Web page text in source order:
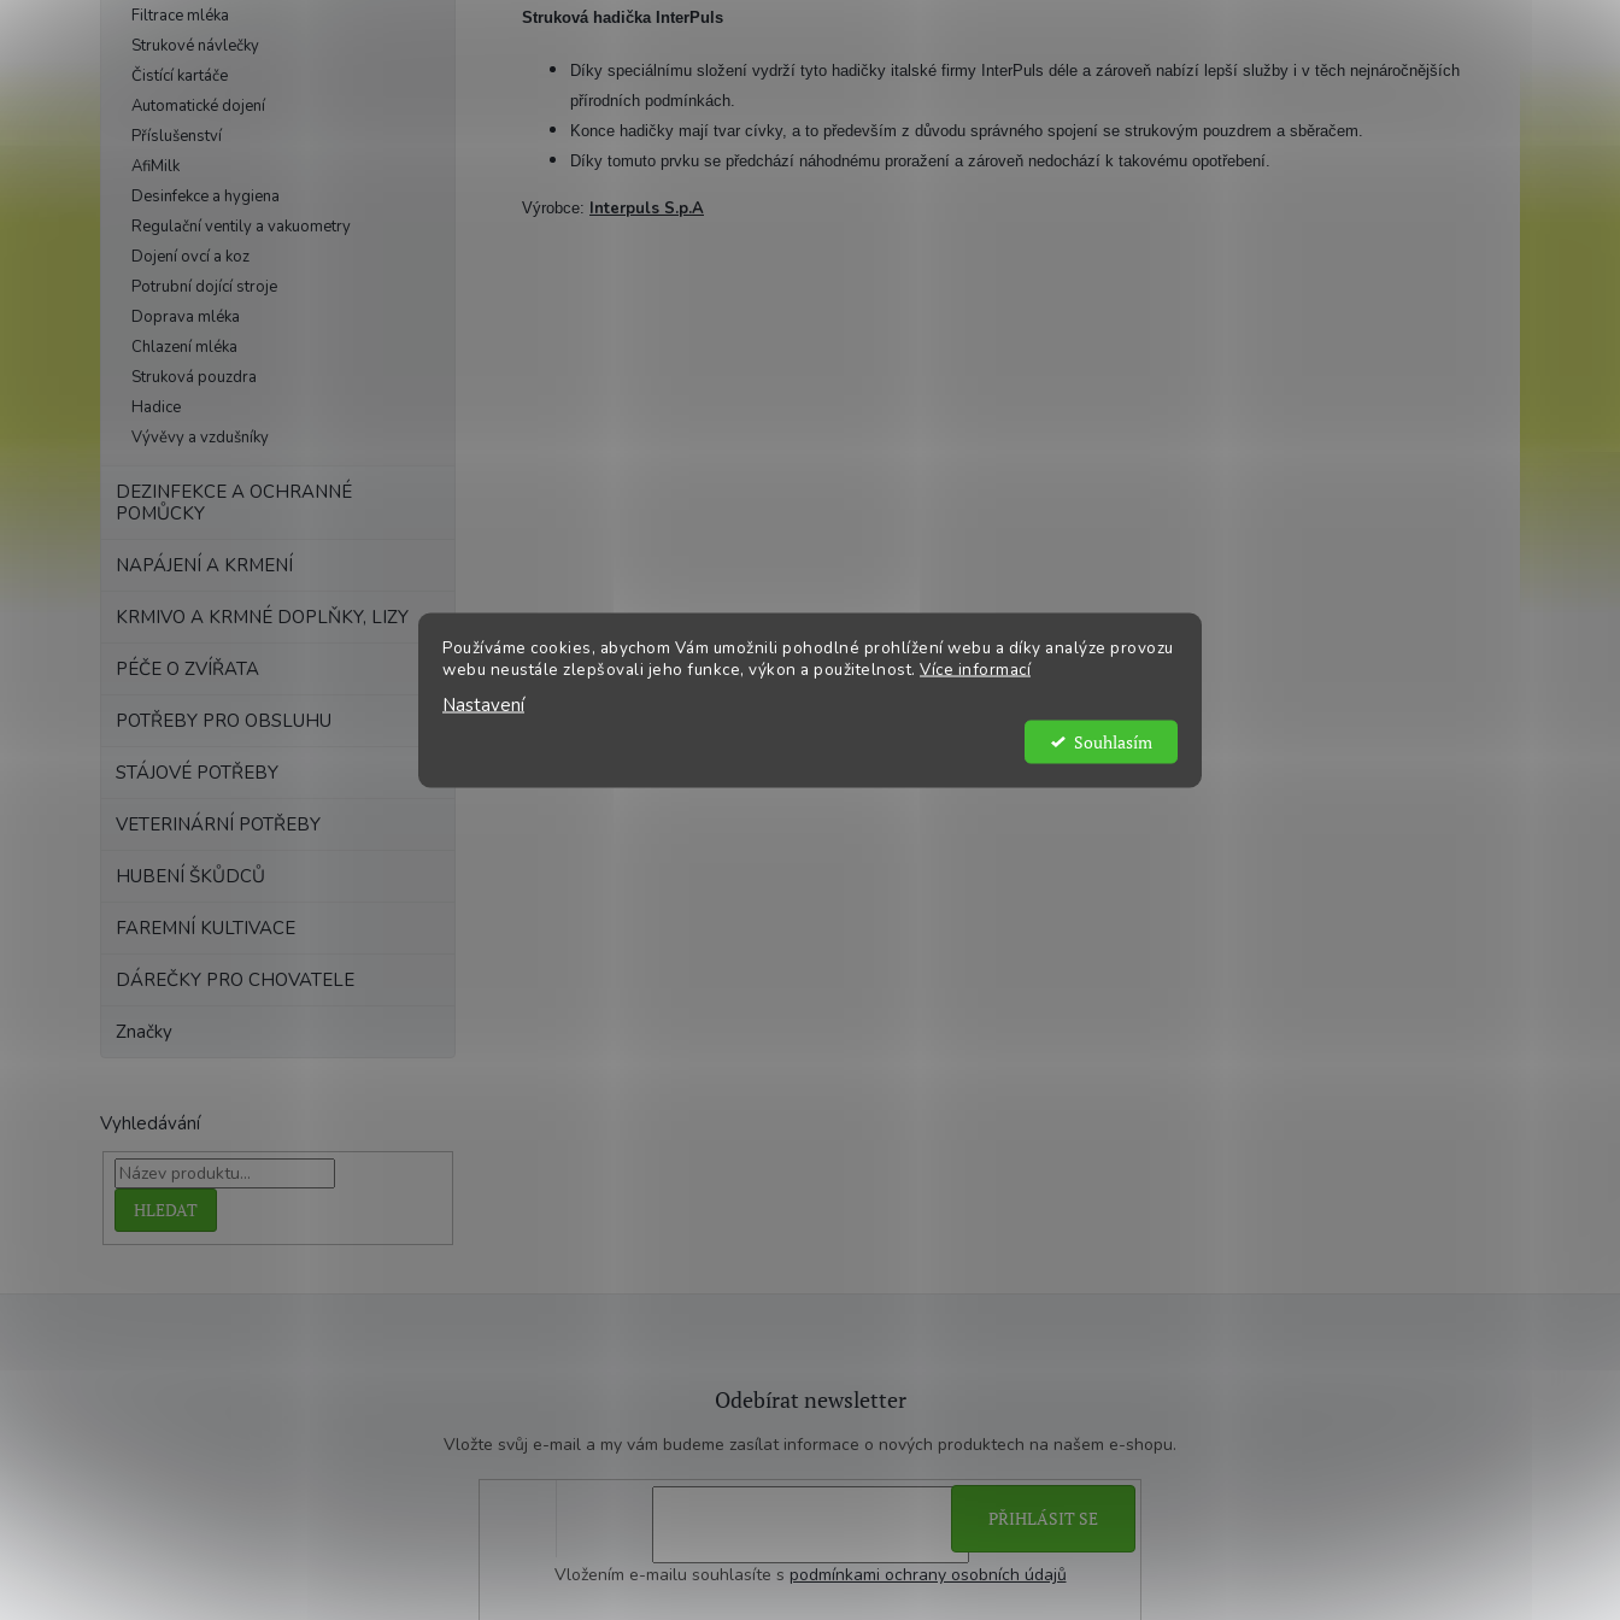
Používáme cookies, abychom Vám umožnili pohodlné prohlížení webu a díky analýze provozu
webu neustále zlepšovali jeho funkce, výkon a použitelnost. Více informací
Nastavení
Souhlasím
Filtrace mléka
Strukové návlečky
Čistící kartáče
Automatické dojení
Příslušenství
AfiMilk
Desinfekce a hygiena
Regulační ventily a vakuometry
Dojení ovcí a koz
Potrubní dojící stroje
Doprava mléka
Chlazení mléka
Struková pouzdra
Hadice
Vývěvy a vzdušníky
DEZINFEKCE A OCHRANNÉ
POMŮCKY
NAPÁJENÍ A KRMENÍ
KRMIVO A KRMNÉ DOPLŇKY, LIZY
PÉČE O ZVÍŘATA
POTŘEBY PRO OBSLUHU
STÁJOVÉ POTŘEBY
VETERINÁRNÍ POTŘEBY
HUBENÍ ŠKŮDCŮ
FAREMNÍ KULTIVACE
DÁREČKY PRO CHOVATELE
Značky
Vyhledávání
HLEDAT
Struková hadička InterPuls
Díky speciálnímu složení vydrží tyto hadičky italské firmy InterPuls déle a zároveň nabízí lepší služby i v těch nejnáročnějších
přírodních podmínkách.
Konce hadičky mají tvar cívky, a to především z důvodu správného spojení se strukovým pouzdrem a sběračem.
Díky tomuto prvku se předchází náhodnému proražení a zároveň nedochází k takovému opotřebení.
Výrobce: Interpuls S.p.A
Odebírat newsletter
Vložte svůj e-mail a my vám budeme zasílat informace o nových produktech na našem e-shopu.
Vložením e-mailu souhlasíte s podmínkami ochrany osobních údajů
PŘIHLÁSIT SE